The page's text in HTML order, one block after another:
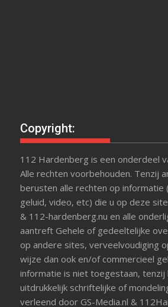
Copyright:
112 Hardenberg is een onderdeel
Alle rechten voorbehouden. Tenzij
berusten alle rechten op informatie
geluid, video, etc) die u op deze
& 112-hardenberg.nu en alle
aantreft Gehele of gedeeltelijke
op andere sites, verveelvoudiging
wijze dan ook en/of commercieel
informatie is niet toegestaan, tenzij
uitdrukkelijk schriftelijke of
verleend door GS-Media.nl &